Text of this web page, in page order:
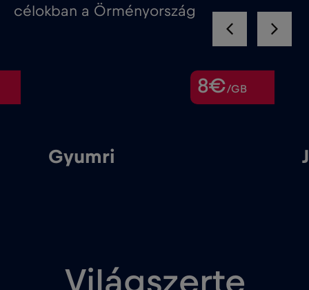
célokban a Örményország
8€/GB
Gyumri
Világszerte